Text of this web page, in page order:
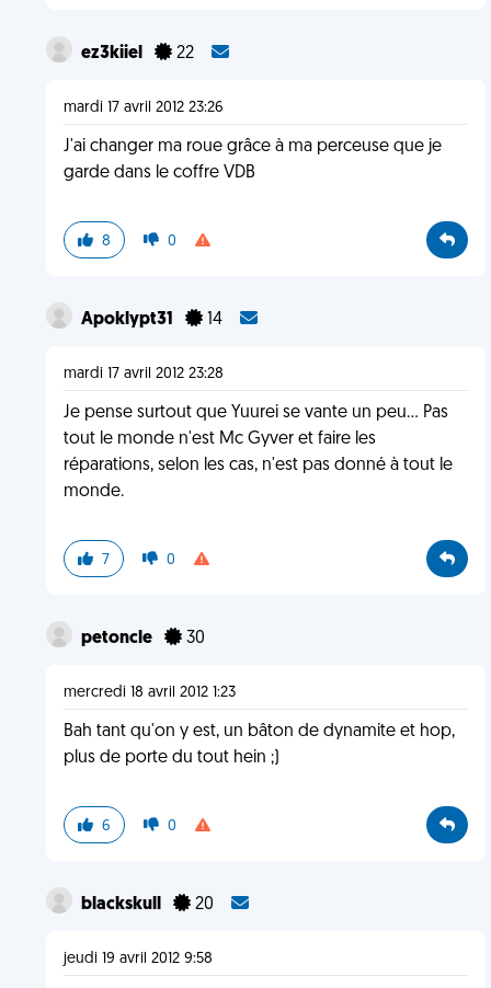
ez3kiiel 22
mardi 17 avril 2012 23:26
J'ai changer ma roue grâce à ma perceuse que je
garde dans le coffre VDB
8 0
Apoklypt31 14
mardi 17 avril 2012 23:28
Je pense surtout que Yuurei se vante un peu... Pas
tout le monde n'est Mc Gyver et faire les
réparations, selon les cas, n'est pas donné à tout le
monde.
7 0
petoncle 30
mercredi 18 avril 2012 1:23
Bah tant qu'on y est, un bâton de dynamite et hop,
plus de porte du tout hein ;)
6 0
blackskull 20
jeudi 19 avril 2012 9:58